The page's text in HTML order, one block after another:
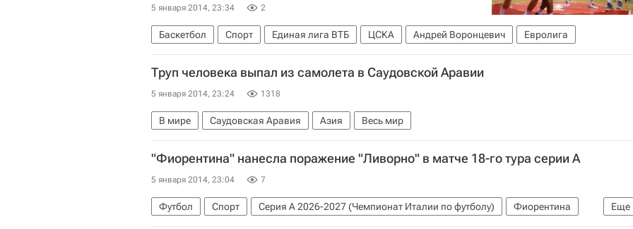
5 января 2014, 23:34 2
Баскетбол Спорт Единая лига ВТБ ЦСКА Андрей Воронцевич Евролига
Труп человека выпал из самолета в Саудовской Аравии
5 января 2014, 23:24 1318
В мире Саудовская Аравия Азия Весь мир
"Фиорентина" нанесла поражение "Ливорно" в матче 18-го тура серии А
5 января 2014, 23:04 7
Еще
Футбол Спорт Серия А 2026-2027 (Чемпионат Италии по футболу)
Фиорентина